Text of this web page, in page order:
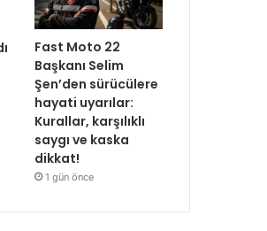
Fast Moto 22
Başkanı Selim
Şen’den sürücülere
hayati uyarılar:
Kurallar, karşılıklı
saygı ve kaska
dikkat!
1 gün önce